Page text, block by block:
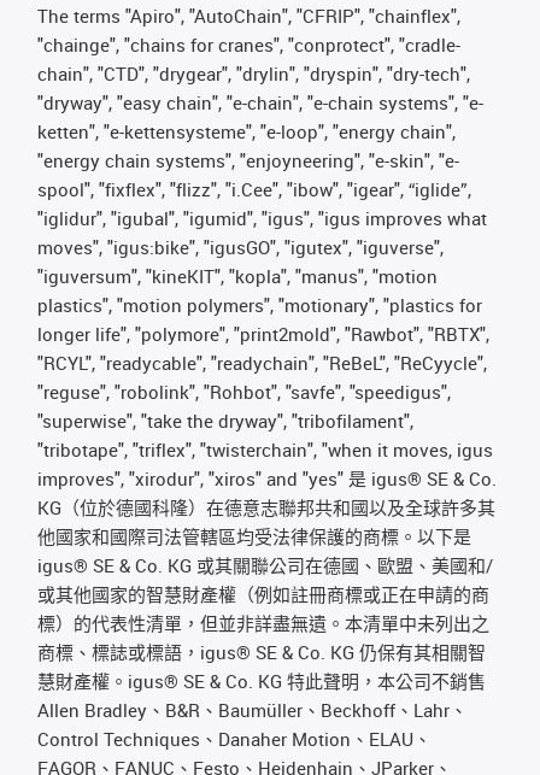
The terms "Apiro", "AutoChain", "CFRIP", "chainflex",
"chainge", "chains for cranes", "conprotect", "cradle-
chain", "CTD", "drygear", "drylin", "dryspin", "dry-tech",
"dryway", "easy chain", "e-chain", "e-chain systems", "e-
ketten", "e-kettensysteme", "e-loop", "energy chain",
"energy chain systems", "enjoyneering", "e-skin", "e-
spool", "fixflex", "flizz", "i.Cee", "ibow", "igear", “iglide”,
"iglidur", "igubal", "igumid", "igus", "igus improves what
moves", "igus:bike", "igusGO", "igutex", "iguverse",
"iguversum", "kineKIT", "kopla", "manus", "motion
plastics", "motion polymers", "motionary", "plastics for
longer life", "polymore", "print2mold", "Rawbot", "RBTX",
"RCYL", "readycable", "readychain", "ReBeL", "ReCyycle",
"reguse", "robolink", "Rohbot", "savfe", "speedigus",
"superwise", "take the dryway", "tribofilament",
"tribotape", "triflex", "twisterchain", "when it moves, igus
improves", "xirodur", "xiros" and "yes" 是 igus® SE & Co.
KG（位於德國科隆）在德意志聯邦共和國以及全球許多其
他國家和國際司法管轄區均受法律保護的商標。以下是
igus® SE & Co. KG 或其關聯公司在德國、歐盟、美國和/
或其他國家的智慧財產權（例如註冊商標或正在申請的商
標）的代表性清單，但並非詳盡無遺。本清單中未列出之
商標、標誌或標語，igus® SE & Co. KG 仍保有其相關智
慧財產權。igus® SE & Co. KG 特此聲明，本公司不銷售
Allen Bradley、B&R、Baumüller、Beckhoff、Lahr、
Control Techniques、Danaher Motion、ELAU、
FAGOR、FANUC、Festo、Heidenhain、JParker、